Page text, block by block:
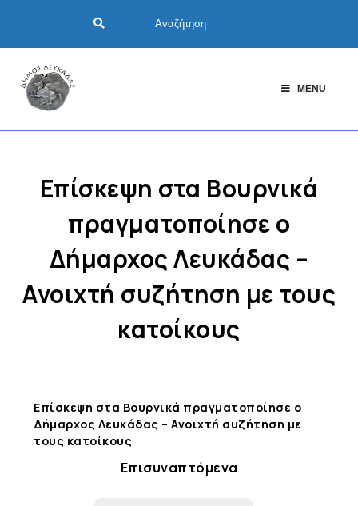
MENU
Επίσκεψη στα Βουρνικά
πραγματοποίησε ο
Δήμαρχος Λευκάδας –
Ανοιχτή συζήτηση με τους
κατοίκους
Επίσκεψη στα Βουρνικά πραγματοποίησε ο
Δήμαρχος Λευκάδας – Ανοιχτή συζήτηση με
τους κατοίκους
Επισυναπτόμενα